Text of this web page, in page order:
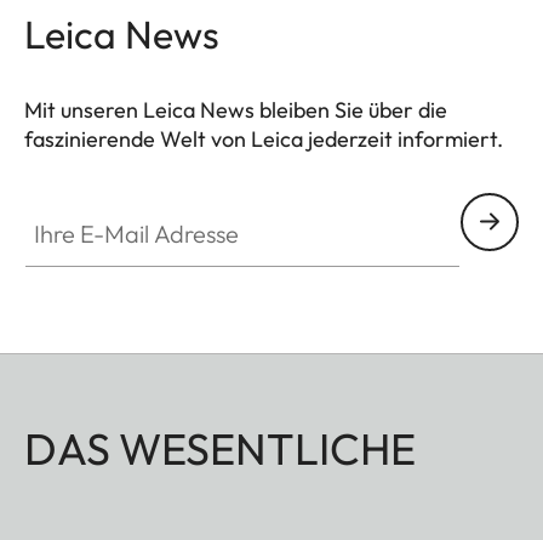
Leica News
Mit unseren Leica News bleiben Sie über die
faszinierende Welt von Leica jederzeit informiert.
DAS WESENTLICHE